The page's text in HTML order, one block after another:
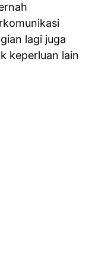
lagi juga
keperluan lain